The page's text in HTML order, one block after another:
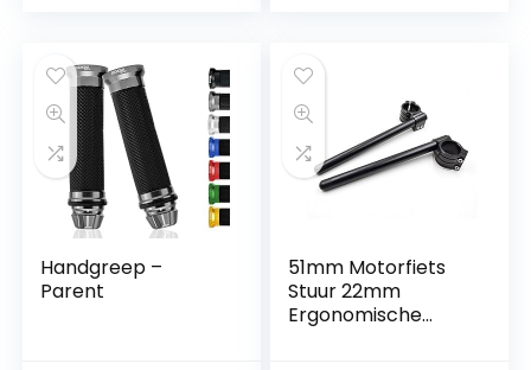
met…
Handgreep –
Parent
51mm Motorfiets
Stuur 22mm
Ergonomische